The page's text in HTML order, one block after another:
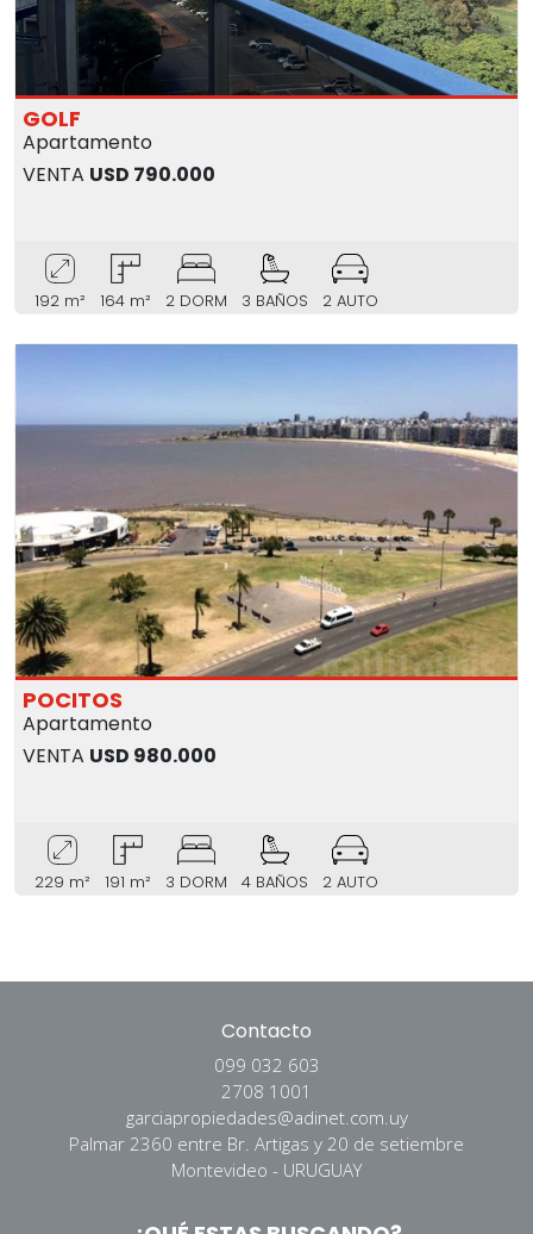
GOLF
Apartamento
VENTA USD 790.000
192 m² 164 m² 2 DORM 3 BAÑOS 2 AUTO
POCITOS
Apartamento
VENTA USD 980.000
229 m² 191 m² 3 DORM 4 BAÑOS 2 AUTO
Contacto
099 032 603
2708 1001
garciapropiedades@adinet.com.uy
Palmar 2360 entre Br. Artigas y 20 de setiembre
Montevideo - URUGUAY